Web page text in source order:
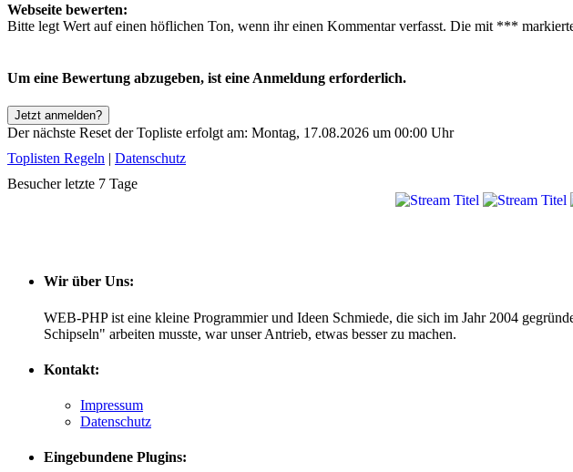
Webseite bewerten:
Bitte legt Wert auf einen höflichen Ton, wenn ihr einen Kommentar verfasst. Die mit ***
Um eine Bewertung abzugeben, ist eine Anmeldung erforderlich.
Jetzt anmelden?
Der nächste Reset der Topliste erfolgt am: Montag, 17.08.2026 um 00:00 Uhr
Toplisten Regeln | Datenschutz
Besucher letzte 7 Tage
Wir über Uns:
WEB-PHP ist eine kleine Programmier und Ideen Schmiede, die sich im Jahr 2004
Schipseln" arbeiten musste, war unser Antrieb, etwas besser zu machen.
Kontakt:
Impressum
Datenschutz
Eingebundene Plugins: